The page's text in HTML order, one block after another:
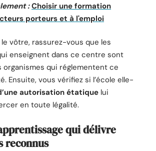
: Choisir une formation
porteurs et à l'emploi
vôtre, rassurez-vous que les
enseignent dans ce centre sont
organismes qui réglementent ce
Ensuite, vous vérifiez si l’école elle-
autorisation étatique lui
en toute légalité.
qui délivre
reconnus